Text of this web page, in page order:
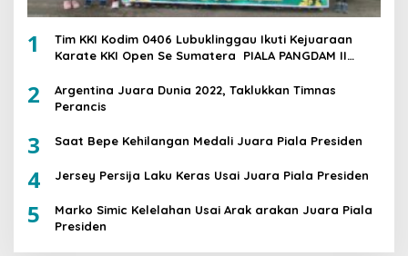
1
Tim KKI Kodim 0406 Lubuklinggau Ikuti Kejuaraan
Karate KKI Open Se Sumatera PIALA PANGDAM II
2
Argentina Juara Dunia 2022, Taklukkan Timnas
Perancis
3 Saat Bepe Kehilangan Medali Juara Piala Presiden
4 Jersey Persija Laku Keras Usai Juara Piala Presiden
5
Marko Simic Kelelahan Usai Arak arakan Juara Piala
Presiden